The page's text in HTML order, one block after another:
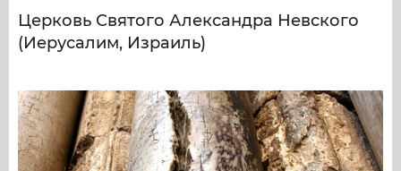
Церковь Святого Александра Невского
(Иерусалим, Израиль)